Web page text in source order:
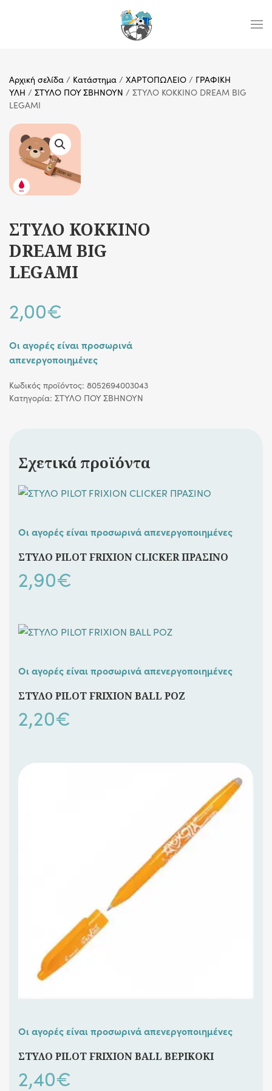
Αρχική σελίδα / Κατάστημα / ΧΑΡΤΟΠΩΛΕΙΟ / ΓΡΑΦΙΚΗ
ΥΛΗ / ΣΤΥΛΟ ΠΟΥ ΣΒΗΝΟΥΝ / ΣΤΥΛΟ ΚΟΚΚΙΝΟ DREAM BIG
LEGAMI
ΣΤΥΛΟ ΚΟΚΚΙΝΟ
DREAM BIG
LEGAMI
2,00€
Οι αγορές είναι προσωρινά
απενεργοποιημένες
Κωδικός προϊόντος: 8052694003043
Κατηγορία: ΣΤΥΛΟ ΠΟΥ ΣΒΗΝΟΥΝ
Σχετικά προϊόντα
Οι αγορές είναι προσωρινά απενεργοποιημένες
ΣΤΥΛΟ PILOT FRIXION CLICKER ΠΡΑΣΙΝΟ
2,90€
Οι αγορές είναι προσωρινά απενεργοποιημένες
ΣΤΥΛΟ PILOT FRIXION BALL ΡΟΖ
2,20€
Οι αγορές είναι προσωρινά απενεργοποιημένες
ΣΤΥΛΟ PILOT FRIXION BALL ΒΕΡΙΚΟΚΙ
2,40€